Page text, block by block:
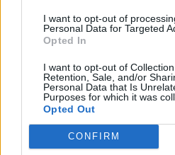
I want to opt-out of
Personal Data for Targeted
Opted In
I want to opt-out of
Retention, Sale, and/or
Personal Data that Is
Purposes for which it was
Opted Out
CONFIRM
Trump lança ataque aos
VIRGILIO MACHADO 07/08/2026